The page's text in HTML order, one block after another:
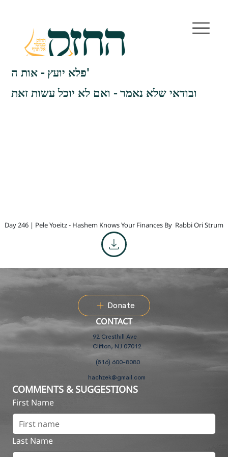
פלא יועץ - אות ה'
ובודאי שלא נאמר - ואם לא יוכל עשות זאת
Day 246 | Pele Yoeitz - Hashem Knows Your Finances By Rabbi Ori Strum
Donate
CONTACT
92 Cresthill Ave
Clifton, NJ 07012
(516) 600-8080
hachzek@gmail.com
COMMENTS & SUGGESTIONS
First Name
Last Name